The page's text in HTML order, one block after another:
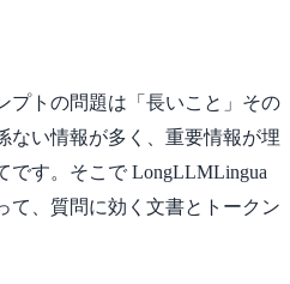
プトの問題は「長いこと」その
ない情報が多く、重要情報が埋
です。そこで LongLLMLingua
て、質問に効く文書とトークン